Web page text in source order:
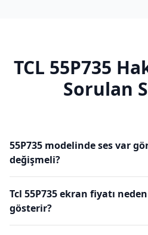
TCL 55P735
Sorulan
55P735 modelinde ses var
değişmeli?
Tcl 55P735 ekran fiyatı
gösterir?